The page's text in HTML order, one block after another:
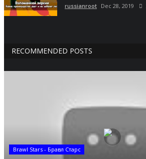
russianroot Dec 28, 2019
RECOMMENDED POSTS
Brawl Stars - Бравл Старс